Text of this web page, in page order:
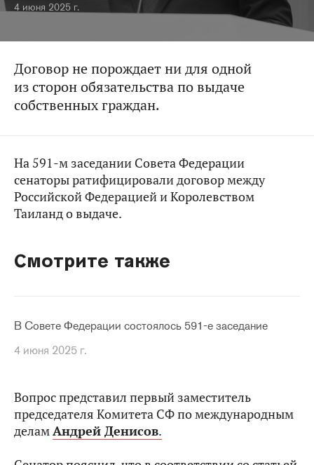
4 июня 2025 г.
Договор не порождает ни для одной
из сторон обязательства по выдаче
собственных граждан.
На 591-м заседании Совета Федерации
сенаторы ратифицировали договор между
Российской Федерацией и Королевством
Таиланд о выдаче.
Смотрите также
В Совете Федерации состоялось 591-е заседание
4 июня 2025 г.
Вопрос представил первый заместитель
председателя Комитета СФ по международным
деламАндрей Денисов.